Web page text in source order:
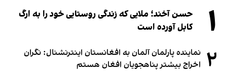
۱
حسن آخند؛ ملایی که زندگی روستایی خود را به ارگ
کابل آورده است
۲ نماینده پارلمان آلمان به افغانستان اینترنشنال: نگران
اخراج بیشتر پناهجویان افغان هستم